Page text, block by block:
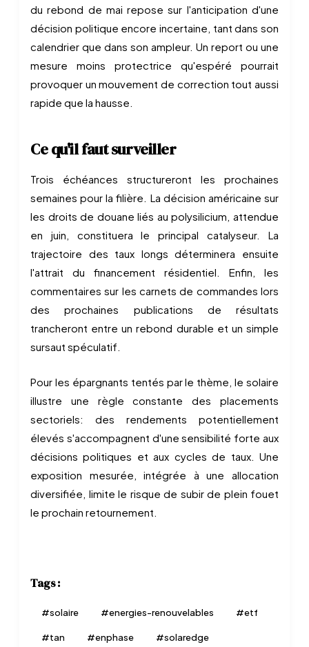
du rebond de mai repose sur l'anticipation d'une
décision politique encore incertaine, tant dans son
calendrier que dans son ampleur. Un report ou une
mesure moins protectrice qu'espéré pourrait
provoquer un mouvement de correction tout aussi
rapide que la hausse.
Ce qu'il faut surveiller
Trois échéances structureront les prochaines
semaines pour la filière. La décision américaine sur
les droits de douane liés au polysilicium, attendue
en juin, constituera le principal catalyseur. La
trajectoire des taux longs déterminera ensuite
l'attrait du financement résidentiel. Enfin, les
commentaires sur les carnets de commandes lors
des prochaines publications de résultats
trancheront entre un rebond durable et un simple
sursaut spéculatif.
Pour les épargnants tentés par le thème, le solaire
illustre une règle constante des placements
sectoriels: des rendements potentiellement
élevés s'accompagnent d'une sensibilité forte aux
décisions politiques et aux cycles de taux. Une
exposition mesurée, intégrée à une allocation
diversifiée, limite le risque de subir de plein fouet
le prochain retournement.
Tags :
#solaire #energies-renouvelables #etf
#tan #enphase #solaredge